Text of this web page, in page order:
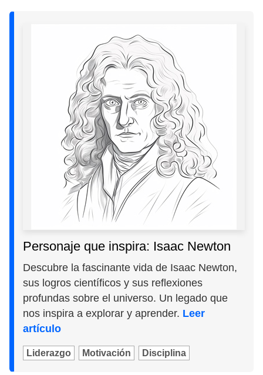
Personaje que inspira: Isaac Newton
Descubre la fascinante vida de Isaac Newton,
sus logros científicos y sus reflexiones
profundas sobre el universo. Un legado que
nos inspira a explorar y aprender. Leer
artículo
Liderazgo Motivación Disciplina